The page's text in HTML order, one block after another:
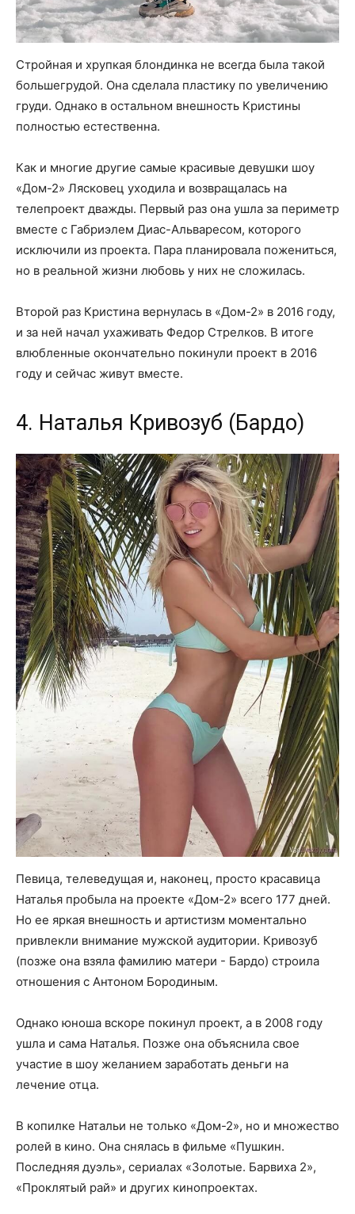
Стройная и хрупкая блондинка не всегда была такой
большегрудой. Она сделала пластику по увеличению
груди. Однако в остальном внешность Кристины
полностью естественна.
Как и многие другие самые красивые девушки шоу
«Дом-2» Лясковец уходила и возвращалась на
телепроект дважды. Первый раз она ушла за периметр
вместе с Габриэлем Диас-Альваресом, которого
исключили из проекта. Пара планировала пожениться,
но в реальной жизни любовь у них не сложилась.
Второй раз Кристина вернулась в «Дом-2» в 2016 году,
и за ней начал ухаживать Федор Стрелков. В итоге
влюбленные окончательно покинули проект в 2016
году и сейчас живут вместе.
4. Наталья Кривозуб (Бардо)
Певица, телеведущая и, наконец, просто красавица
Наталья пробыла на проекте «Дом-2» всего 177 дней.
Но ее яркая внешность и артистизм моментально
привлекли внимание мужской аудитории. Кривозуб
(позже она взяла фамилию матери - Бардо) строила
отношения с Антоном Бородиным.
Однако юноша вскоре покинул проект, а в 2008 году
ушла и сама Наталья. Позже она объяснила свое
участие в шоу желанием заработать деньги на
лечение отца.
В копилке Натальи не только «Дом-2», но и множество
ролей в кино. Она снялась в фильме «Пушкин.
Последняя дуэль», сериалах «Золотые. Барвиха 2»,
«Проклятый рай» и других кинопроектах.